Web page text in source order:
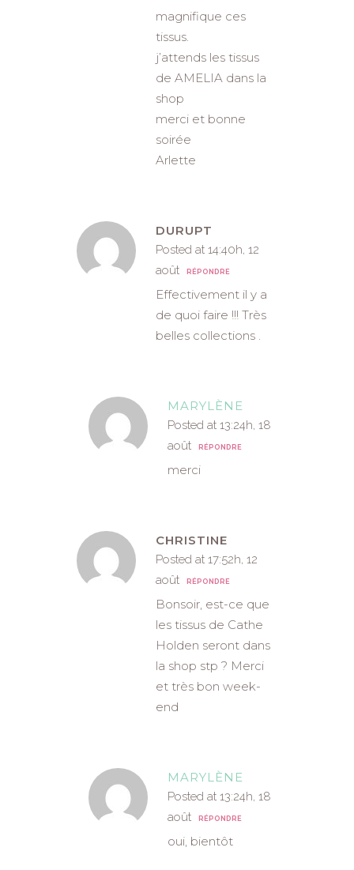
magnifique ces
tissus.
j’attends les tissus
de AMELIA dans la
shop
merci et bonne
soirée
Arlette
DURUPT
Posted at 14:40h, 12
août
RÉPONDRE
Effectivement il y a
de quoi faire !!! Très
belles collections .
MARYLÈNE
Posted at 13:24h, 18
août
RÉPONDRE
merci
CHRISTINE
Posted at 17:52h, 12
août
RÉPONDRE
Bonsoir, est-ce que
les tissus de Cathe
Holden seront dans
la shop stp ? Merci
et très bon week-
end
MARYLÈNE
Posted at 13:24h, 18
août
RÉPONDRE
oui, bientôt